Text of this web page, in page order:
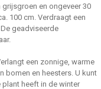
en ongeveer 30
100 cm. Verdraagt een
geadviseerde
een zonnige, warme
bomen en heesters. U kunt
plant heeft in de winter